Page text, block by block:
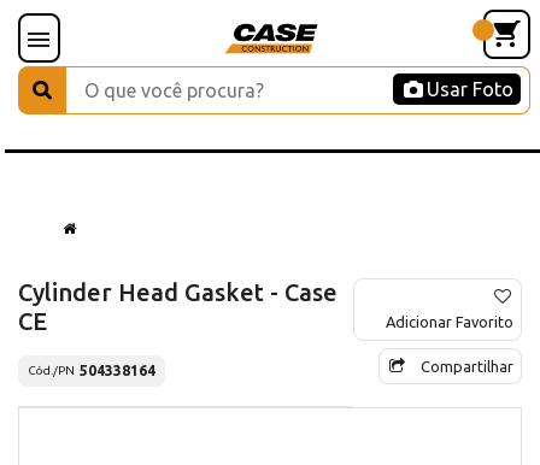
Usar Foto
Cylinder Head Gasket - Case
CE
Cód./PN 504338164
Adicionar Favorito
Compartilhar